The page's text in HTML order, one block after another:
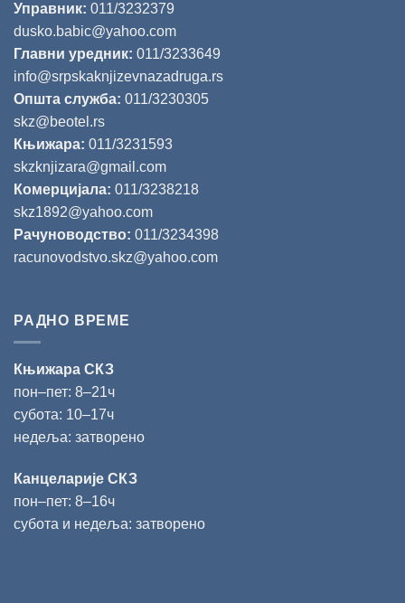
Управник: 011/3232379
dusko.babic@yahoo.com
Главни уредник: 011/3233649
info@srpskaknjizevnazadruga.rs
Општа служба: 011/3230305
skz@beotel.rs
Књижара: 011/3231593
skzknjizara@gmail.com
Комерцијала: 011/3238218
skz1892@yahoo.com
Рачуноводство: 011/3234398
racunovodstvo.skz@yahoo.com
РАДНО ВРЕМЕ
Књижара СКЗ
пон‒пет: 8‒21ч
субота: 10‒17ч
недеља: затворено
Канцеларије СКЗ
пон‒пет: 8‒16ч
субота и недеља: затворено